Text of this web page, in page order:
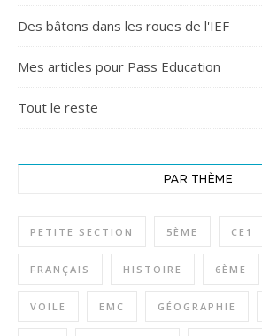
Des bâtons dans les roues de l'IEF
Mes articles pour Pass Education
Tout le reste
PAR THÈME
PETITE SECTION 5ÈME CE1
FRANÇAIS HISTOIRE 6ÈME
VOILE EMC GÉOGRAPHIE